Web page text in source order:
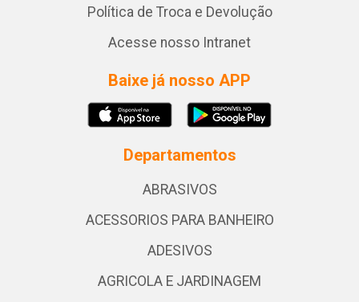
Política de Troca e Devolução
Acesse nosso Intranet
Baixe já nosso APP
Departamentos
ABRASIVOS
ACESSORIOS PARA BANHEIRO
ADESIVOS
AGRICOLA E JARDINAGEM